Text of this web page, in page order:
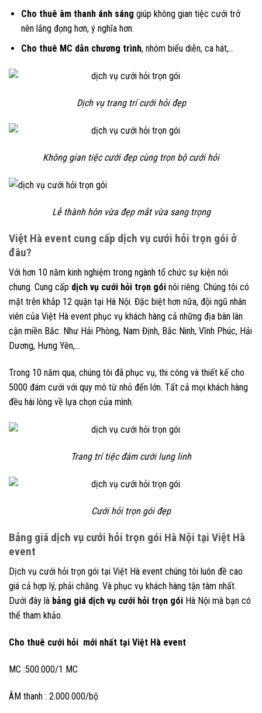
Cho thuê âm thanh ánh sáng giúp không gian tiệc cưới trở
nên lắng đọng hơn, ý nghĩa hơn.
Cho thuê MC dẫn chương trình, nhóm biểu diễn, ca hát,…
Dịch vụ trang trí cưới hỏi đẹp
Không gian tiệc cưới đẹp cùng trọn bộ cưới hỏi
Lễ thành hôn vừa đẹp mắt vừa sang trọng
Việt Hà event cung cấp dịch vụ cưới hỏi trọn gói ở
đâu?
Với hơn 10 năm kinh nghiệm trong ngành tổ chức sự kiện nói
chung. Cung cấp dịch vụ cưới hỏi trọn gói nói riêng. Chúng tôi có
mặt trên khắp 12 quận tại Hà Nội. Đặc biệt hơn nữa, đội ngũ nhân
viên của Việt Hà event phục vụ khách hàng cả những địa bàn lân
cận miền Bắc. Như Hải Phòng, Nam Định, Bắc Ninh, Vĩnh Phúc, Hải
Dương, Hưng Yên,…
Trong 10 năm qua, chúng tôi đã phục vụ, thi công và thiết kế cho
5000 đám cưới với quy mô từ nhỏ đến lớn. Tất cả mọi khách hàng
đều hài lòng về lựa chọn của mình.
Trang trí tiệc đám cưới lung linh
Cưới hỏi trọn gói đẹp
Bảng giá dịch vụ cưới hỏi trọn gói Hà Nội tại Việt Hà
event
Dịch vụ cưới hỏi trọn gói tại Việt Hà event chúng tôi luôn đề cao
giá cả hợp lý, phải chăng. Và phục vụ khách hàng tận tâm nhất.
Dưới đây là bảng giá dịch vụ cưới hỏi trọn gói Hà Nội mà bạn có
thể tham khảo.
Cho thuê cưới hỏi mới nhất tại Việt Hà event
MC :500.000/1 MC
ÂM thanh : 2.000.000/bộ